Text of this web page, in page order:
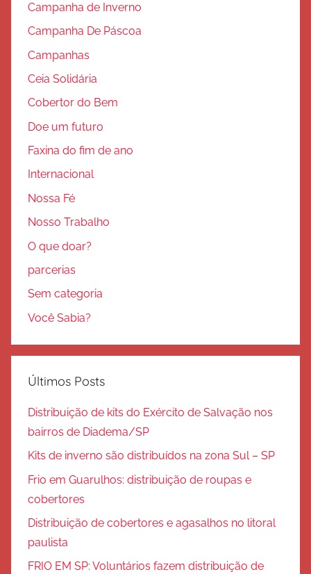
Campanha de Inverno
Campanha De Páscoa
Campanhas
Ceia Solidária
Cobertor do Bem
Doe um futuro
Faxina do fim de ano
Internacional
Nossa Fé
Nosso Trabalho
O que doar?
parcerias
Sem categoria
Você Sabia?
Últimos Posts
Distribuição de kits do Exército de Salvação nos
bairros de Diadema/SP
Kits de inverno são distribuídos na zona Sul – SP
Frio em Guarulhos: distribuição de roupas e
cobertores
Distribuição de cobertores e agasalhos no litoral
paulista
FRIO EM SP: Voluntários fazem distribuição de